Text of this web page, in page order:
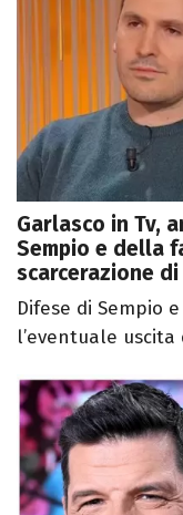
Garlasco in Tv,
Sempio e della
scarcerazione
Difese di Sempio
l’eventuale